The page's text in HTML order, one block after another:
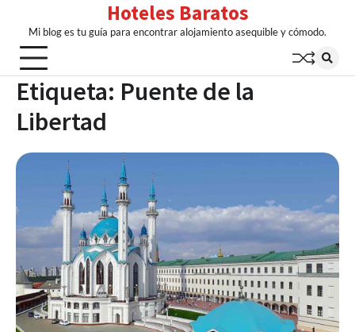
content
Hoteles Baratos
Mi blog es tu guía para encontrar alojamiento asequible y cómodo.
Etiqueta: Puente de la
Libertad